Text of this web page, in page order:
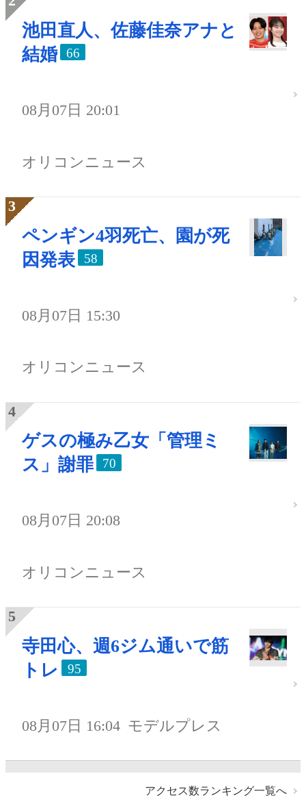
池田直人、佐藤佳奈アナと
結婚
66
08月07日 20:01
オリコンニュース
ペンギン4羽死亡、園が死
因発表
58
08月07日 15:30
オリコンニュース
ゲスの極み乙女「管理ミ
ス」謝罪
70
08月07日 20:08
オリコンニュース
寺田心、週6ジム通いで筋
トレ
95
08月07日 16:04 モデルプレス
アクセス数ランキング一覧へ